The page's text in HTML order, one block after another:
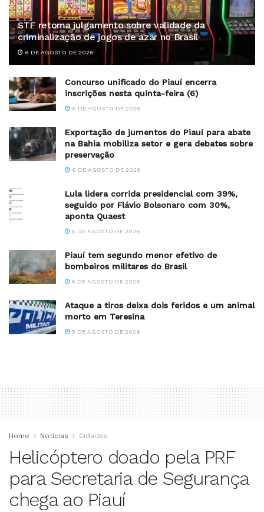
STF retoma julgamento sobre validade da
criminalização de jogos de azar no Brasil
6 DE AGOSTO DE 2026
Concurso unificado do Piauí encerra
inscrições nesta quinta-feira (6)
6 DE AGOSTO DE 2026
Exportação de jumentos do Piauí para abate
na Bahia mobiliza setor e gera debates sobre
preservação
6 DE AGOSTO DE 2026
Lula lidera corrida presidencial com 39%,
seguido por Flávio Bolsonaro com 30%,
aponta Quaest
5 DE AGOSTO DE 2026
Piauí tem segundo menor efetivo de
bombeiros militares do Brasil
5 DE AGOSTO DE 2026
Ataque a tiros deixa dois feridos e um animal
morto em Teresina
5 DE AGOSTO DE 2026
Home Notícias Cidades
Helicóptero doado pela PRF
para Secretaria de Segurança
chega ao Piauí